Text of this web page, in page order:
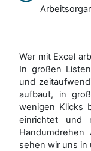
Wer mit Excel
In großen
und
aufbaut, in
wenigen Klicks
einrichtet und
sehen wir uns in